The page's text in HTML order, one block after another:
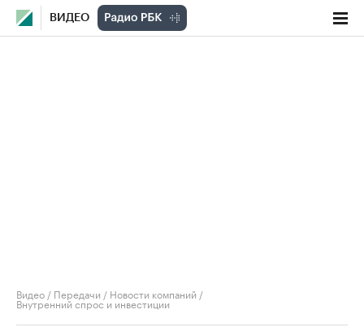
ВИДЕО
Видео / Передачи / Новости компаний /
Внутренний спрос и инвестиции